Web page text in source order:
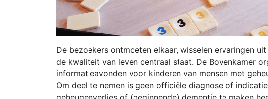
De bezoekers ontmoeten elkaar, wisselen ervaringen
de kwaliteit van leven centraal staat. De Bovenkamer
informatieavonden voor kinderen van mensen met
Om deel te nemen is geen officiële diagnose of
geheugenverlies of (beginnende) dementie te maken